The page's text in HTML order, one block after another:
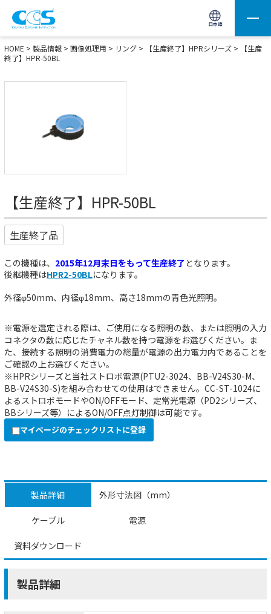
日本語
画像処理用の製品検索 サイト内検索(Enterで実行)
HOME > 製品情報 > 画像処理用 > リング > 【生産終了】HPRシリーズ > 【生産
終了】HPR-50BL
【生産終了】HPR-50BL
生産終了品
この機種は、 2015年12月末日をもって生産終了となります。
後継機種はHPR2-50BLになります。
外径φ50mm、内径φ18mm、高さ18mmの青色光照明。
※電源を選定される際は、ご使用になる照明の数、または照明の入力
コネクタの数に応じたチャネル数を持つ電源をお選びください。ま
た、接続する照明の消費電力の総量が電源の出力電力内であることを
ご確認の上お選びください。
※HPRシリーズと当社ストロボ電源(PTU2-3024、BB-V24S30-M、
BB-V24S30-S)を組み合わせての使用はできません。CC-ST-1024に
よるストロボモードやON/OFFモード、定常光電源（PD2シリーズ、
BBシリーズ等）によるON/OFF点灯制御は可能です。
マイページのチェックリストに登録
製品詳細 外形寸法図（mm）
ケーブル 電源
資料ダウンロード
製品詳細